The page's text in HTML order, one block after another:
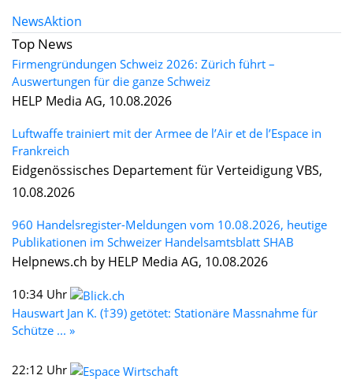
NewsAktion
Top News
Firmengründungen Schweiz 2026: Zürich führt –
Auswertungen für die ganze Schweiz
HELP Media AG, 10.08.2026
Luftwaffe trainiert mit der Armee de l’Air et de l’Espace in
Frankreich
Eidgenössisches Departement für Verteidigung VBS,
10.08.2026
960 Handelsregister-Meldungen vom 10.08.2026, heutige
Publikationen im Schweizer Handelsamtsblatt SHAB
Helpnews.ch by HELP Media AG, 10.08.2026
10:34 Uhr
Hauswart Jan K. (†39) getötet: Stationäre Massnahme für
Schütze ... »
22:12 Uhr